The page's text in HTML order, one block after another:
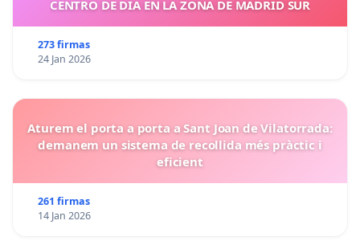
CENTRO DE DIA EN LA ZONA DE MADRID SUR
273 firmas
24 Jan 2026
Aturem el porta a porta a Sant Joan de Vilatorrada:
demanem un sistema de recollida més pràctic i
eficient
261 firmas
14 Jan 2026